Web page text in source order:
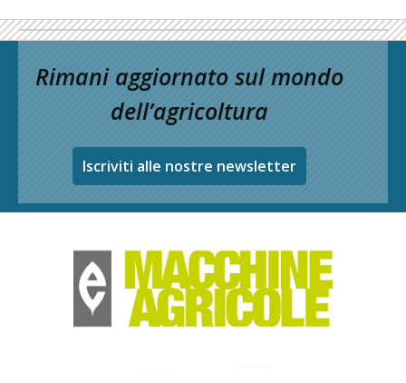
Rimani aggiornato sul mondo
dell’agricoltura
Iscriviti alle nostre newsletter